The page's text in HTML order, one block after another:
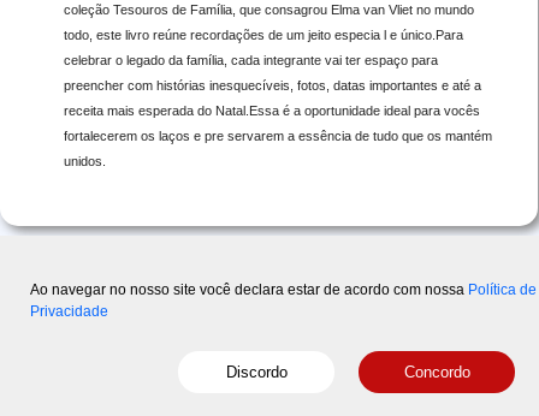
coleção Tesouros de Família, que consagrou Elma van Vliet no mundo
todo, este livro reúne recordações de um jeito especia l e único.Para
celebrar o legado da família, cada integrante vai ter espaço para
preencher com histórias inesquecíveis, fotos, datas importantes e até a
receita mais esperada do Natal.Essa é a oportunidade ideal para vocês
fortalecerem os laços e pre servarem a essência de tudo que os mantém
unidos.
Ao navegar no nosso site você declara estar de acordo com nossa Política de
Privacidade